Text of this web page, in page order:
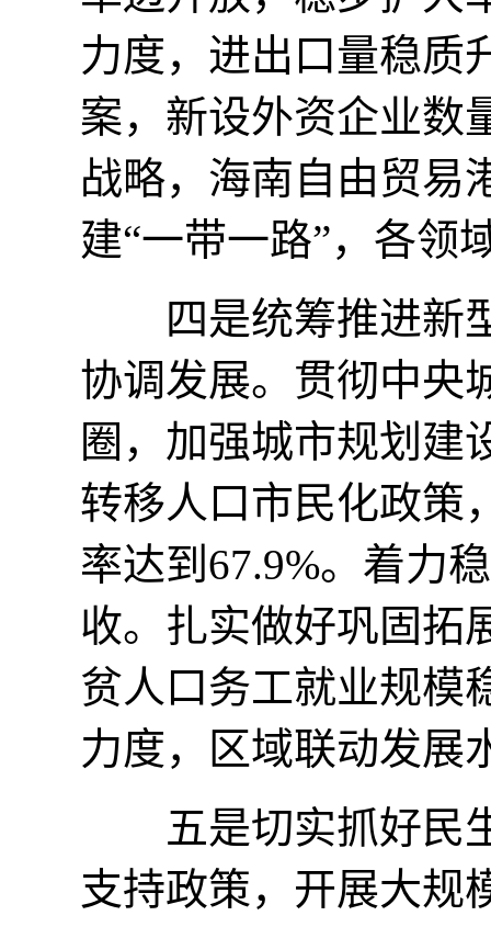
力度，进出口量稳质
案，新设外资企业数
战略，海南自由贸易
建“一带一路”，各领
四是统筹推进新型
协调发展。贯彻中央
圈，加强城市规划建
转移人口市民化政策
率达到67.9%。着力
收。扎实做好巩固拓
贫人口务工就业规模
力度，区域联动发展
五是切实抓好民生
支持政策，开展大规